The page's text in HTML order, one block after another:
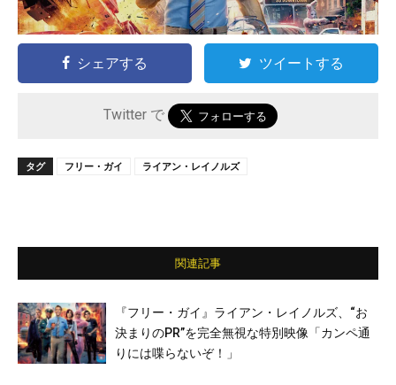
シェアする ツイートする
Twitter で
タグ フリー・ガイ ライアン・レイノルズ
関連記事
『フリー・ガイ』ライアン・レイノルズ、“お
決まりのPR”を完全無視な特別映像「カンペ通
りには喋らないぞ！」